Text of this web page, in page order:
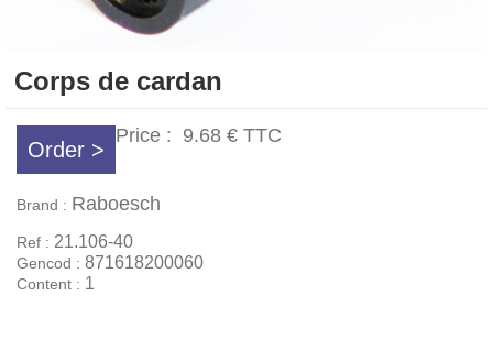
Corps de cardan
Order >
Price : 9.68 € TTC
Brand : Raboesch
Ref : 21.106-40
Gencod : 871618200060
Content : 1